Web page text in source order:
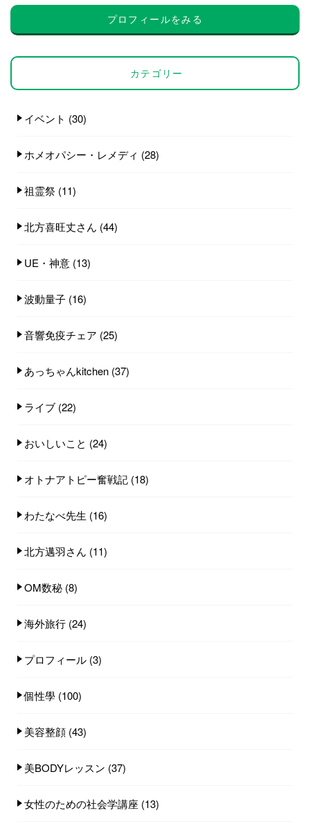
プロフィールをみる
カテゴリー
イベント (30)
ホメオパシー・レメディ (28)
祖霊祭 (11)
北方喜旺丈さん (44)
UE・神意 (13)
波動量子 (16)
音響免疫チェア (25)
あっちゃんkitchen (37)
ライブ (22)
おいしいこと (24)
オトナアトピー奮戦記 (18)
わたなべ先生 (16)
北方邁羽さん (11)
OM数秘 (8)
海外旅行 (24)
プロフィール (3)
個性學 (100)
美容整顔 (43)
美BODYレッスン (37)
女性のための社会学講座 (13)